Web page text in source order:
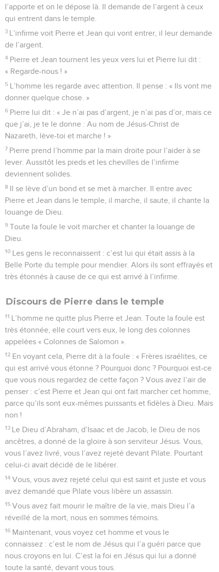
l’apporte et on le dépose là. Il demande de l’argent à ceux
qui entrent dans le temple.
3 L’infirme voit Pierre et Jean qui vont entrer, il leur demande
de l’argent.
4 Pierre et Jean tournent les yeux vers lui et Pierre lui dit :
« Regarde-nous ! »
5 L’homme les regarde avec attention. Il pense : « Ils vont me
donner quelque chose. »
6 Pierre lui dit : « Je n’ai pas d’argent, je n’ai pas d’or, mais ce
que j’ai, je te le donne : Au nom de Jésus-Christ de
Nazareth, lève-toi et marche ! »
7 Pierre prend l’homme par la main droite pour l’aider à se
lever. Aussitôt les pieds et les chevilles de l’infirme
deviennent solides.
8 Il se lève d’un bond et se met à marcher. Il entre avec
Pierre et Jean dans le temple, il marche, il saute, il chante la
louange de Dieu.
9 Toute la foule le voit marcher et chanter la louange de
Dieu.
10 Les gens le reconnaissent : c’est lui qui était assis à la
Belle Porte du temple pour mendier. Alors ils sont effrayés et
très étonnés à cause de ce qui est arrivé à l’infirme.
Discours de Pierre dans le temple
11 L’homme ne quitte plus Pierre et Jean. Toute la foule est
très étonnée, elle court vers eux, le long des colonnes
appelées « Colonnes de Salomon ».
12 En voyant cela, Pierre dit à la foule : « Frères israélites, ce
qui est arrivé vous étonne ? Pourquoi donc ? Pourquoi est-ce
que vous nous regardez de cette façon ? Vous avez l’air de
penser : c’est Pierre et Jean qui ont fait marcher cet homme,
parce qu’ils sont eux-mêmes puissants et fidèles à Dieu. Mais
non !
13 Le Dieu d’Abraham, d’Isaac et de Jacob, le Dieu de nos
ancêtres, a donné de la gloire à son serviteur Jésus. Vous,
vous l’avez livré, vous l’avez rejeté devant Pilate. Pourtant
celui-ci avait décidé de le libérer.
14 Vous, vous avez rejeté celui qui est saint et juste et vous
avez demandé que Pilate vous libère un assassin.
15 Vous avez fait mourir le maître de la vie, mais Dieu l’a
réveillé de la mort, nous en sommes témoins.
16 Maintenant, vous voyez cet homme et vous le
connaissez : c’est le nom de Jésus qui l’a guéri parce que
nous croyons en lui. C’est la foi en Jésus qui lui a donné
toute la santé, devant vous tous.